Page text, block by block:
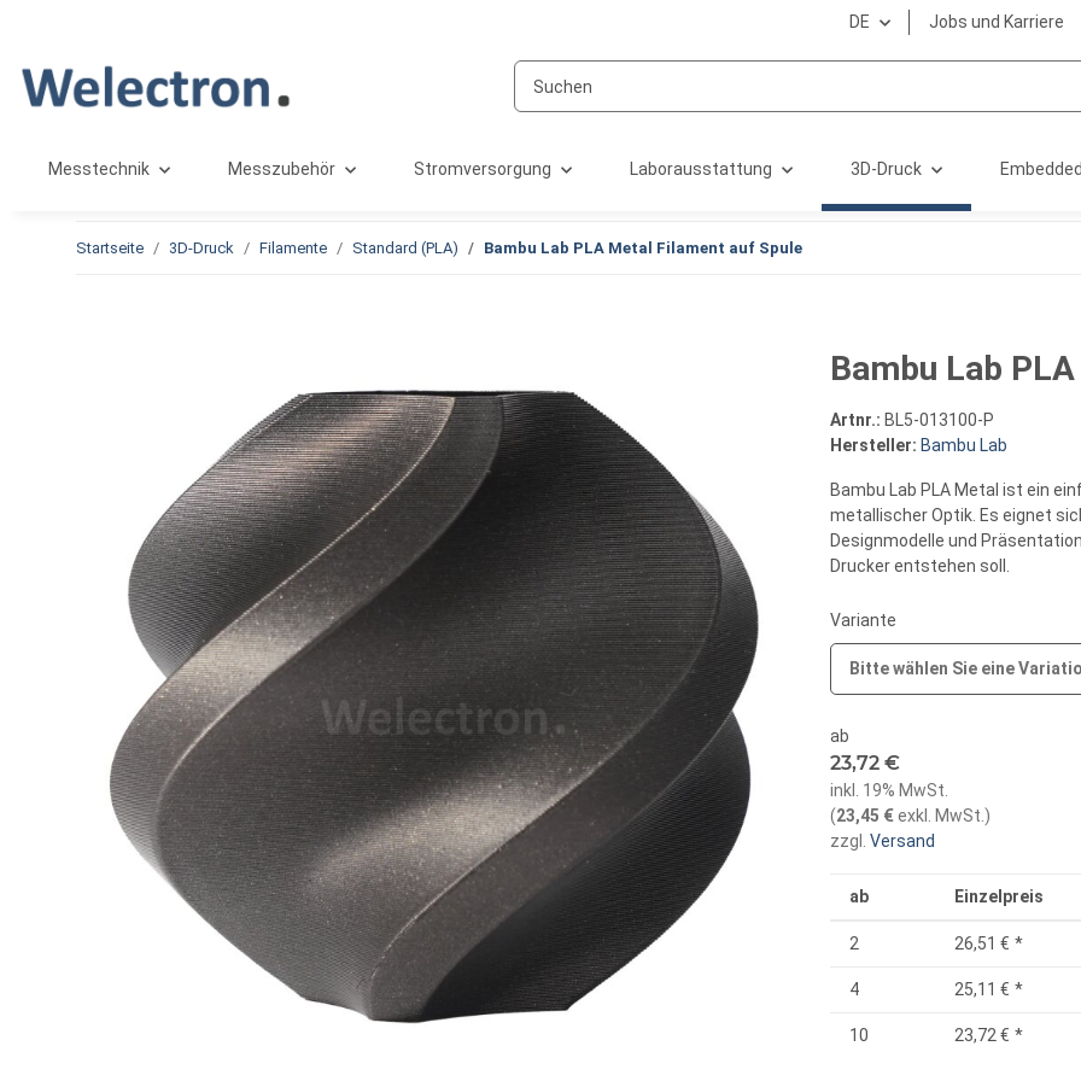
DE Jobs und Karriere
Messtechnik Messzubehör Stromversorgung Laborausstattung 3D-Druck
Startseite 3D-Druck Filamente Standard (PLA) Bambu Lab PLA Metal Filament auf Spule
Bambu Lab
Artnr.: BL5-013100-P
Hersteller: Bambu Lab
Bambu Lab PLA Metal ist ein
metallischer Optik. Es eignet
Designmodelle und
Drucker entstehen soll.
Variante
Bitte wählen Sie eine
ab
23,72 €
inkl. 19% MwSt.
(23,45 €exkl. MwSt. )
zzgl.
Versand
ab Einzelpreis
2 26,51 € *
4 25,11 € *
10 23,72 € *